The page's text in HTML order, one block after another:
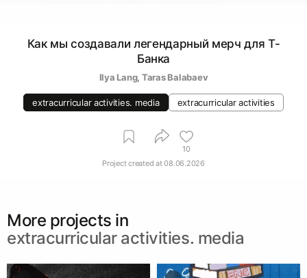
Как мы создавали легендарный мерч для Т-
Банка
Ilya Lang, Taras Balabaev
extracurricular activities. media extracurricular activities
10
Project created at08.06.2026
More projects in
extracurricular activities. media